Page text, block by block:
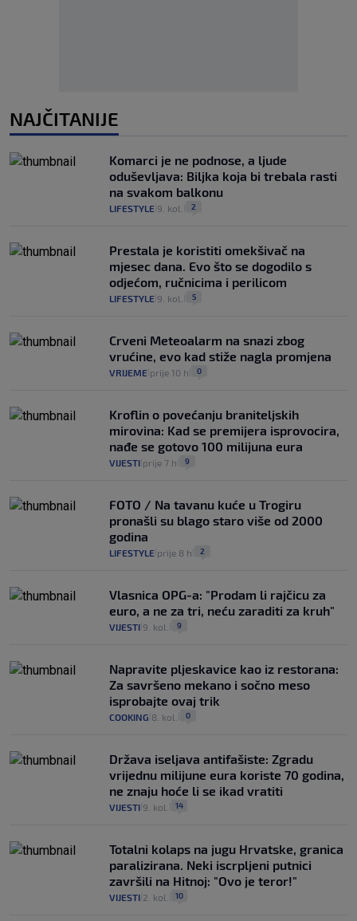
NAJČITANIJE
Komarci je ne podnose, a ljude
oduševljava: Biljka koja bi trebala rasti
na svakom balkonu
LIFESTYLE 9. kol. 2
Prestala je koristiti omekšivač na
mjesec dana. Evo što se dogodilo s
odjećom, ručnicima i perilicom
LIFESTYLE 9. kol. 5
Crveni Meteoalarm na snazi zbog
vrućine, evo kad stiže nagla promjena
VRIJEME prije 10 h 0
Kroflin o povećanju braniteljskih
mirovina: Kad se premijera isprovocira,
nađe se gotovo 100 milijuna eura
VIJESTI prije 7 h 9
FOTO / Na tavanu kuće u Trogiru
pronašli su blago staro više od 2000
godina
LIFESTYLE prije 8 h 2
Vlasnica OPG-a: "Prodam li rajčicu za
euro, a ne za tri, neću zaraditi za kruh"
VIJESTI 9. kol. 9
Napravite pljeskavice kao iz restorana:
Za savršeno mekano i sočno meso
isprobajte ovaj trik
COOKING 8. kol. 0
Država iseljava antifašiste: Zgradu
vrijednu milijune eura koriste 70 godina,
ne znaju hoće li se ikad vratiti
VIJESTI 9. kol. 14
Totalni kolaps na jugu Hrvatske, granica
paralizirana. Neki iscrpljeni putnici
završili na Hitnoj: "Ovo je teror!"
VIJESTI 2. kol. 10